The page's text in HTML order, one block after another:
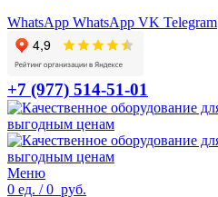
WhatsApp WhatsApp VK Telegram
+7 (977) 514-51-01
Меню
0 ед. / 0 руб.